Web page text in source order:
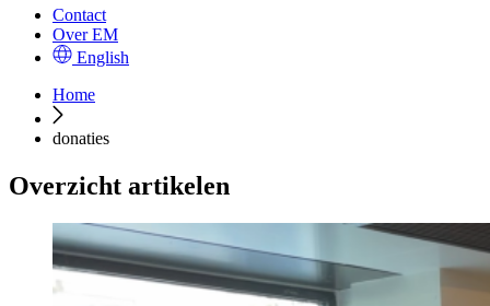
Contact
Over EM
English
Home
donaties
Overzicht artikelen